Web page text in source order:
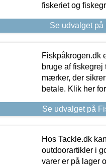
fiskeriet og
Se udvalget
Fiskpåkrogen.dk
bruge af
mærker, der
betale. Klik her
Se udvalget på
Hos Tackle.dk
outdoorartikler i
varer er på lager